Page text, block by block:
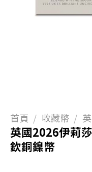
首頁 / 收藏幣 /
英國2026伊莉
欽銅鎳幣